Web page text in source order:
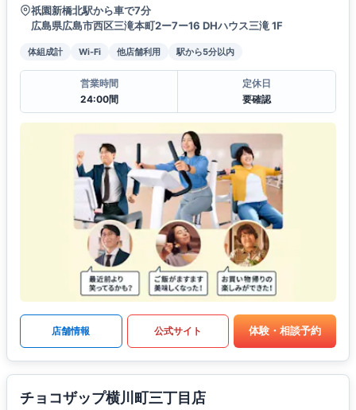
祇園新橋北駅から車で7分
広島県広島市西区三滝本町2ー7ー16 DHハウス三滝 1F
体組成計 Wi-Fi 他店舗利用 駅から5分以内
営業時間
24:00間
定休日
要確認
店舗情報 公式サイト 体験・相談予約
チョコザップ横川町三丁目店